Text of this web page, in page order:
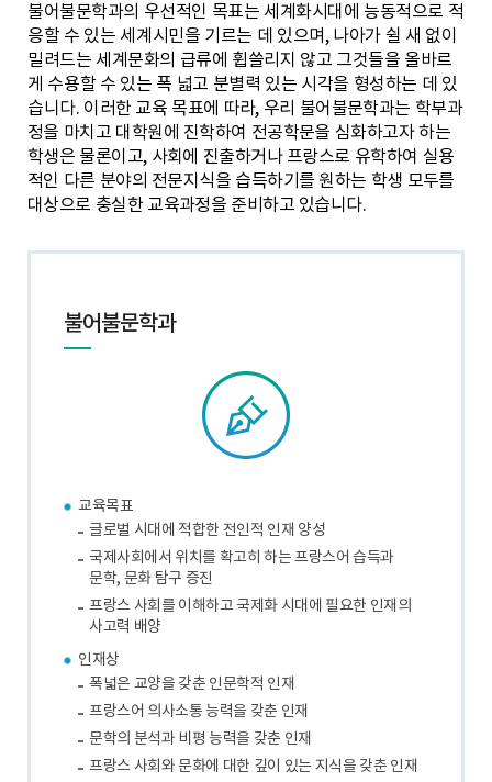
불어불문학과의 우선적인 목표는 세계화시대에 능동적으로 적
응할 수 있는 세계시민을 기르는 데 있으며, 나아가 쉴 새 없이
밀려드는 세계문화의 급류에 휩쓸리지 않고 그것들을 올바르
게 수용할 수 있는 폭 넓고 분별력 있는 시각을 형성하는 데 있
습니다. 이러한 교육 목표에 따라, 우리 불어불문학과는 학부과
정을 마치고 대학원에 진학하여 전공학문을 심화하고자 하는
학생은 물론이고, 사회에 진출하거나 프랑스로 유학하여 실용
적인 다른 분야의 전문지식을 습득하기를 원하는 학생 모두를
대상으로 충실한 교육과정을 준비하고 있습니다.
불어불문학과
교육목표
글로벌 시대에 적합한 전인적 인재 양성
국제사회에서 위치를 확고히 하는 프랑스어 습득과
문학, 문화 탐구 증진
프랑스 사회를 이해하고 국제화 시대에 필요한 인재의
사고력 배양
인재상
폭넓은 교양을 갖춘 인문학적 인재
프랑스어 의사소통 능력을 갖춘 인재
문학의 분석과 비평 능력을 갖춘 인재
프랑스 사회와 문화에 대한 깊이 있는 지식을 갖춘 인재